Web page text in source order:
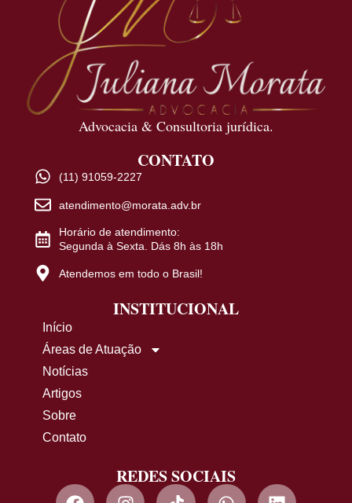
Advocacia & Consultoria jurídica.
CONTATO
(11) 91059-2227
atendimento@morata.adv.br
Horário de atendimento:
Segunda à Sexta. Dás 8h às 18h
Atendemos em todo o Brasil!
INSTITUCIONAL
Início
Áreas de Atuação
Notícias
Artigos
Sobre
Contato
REDES SOCIAIS